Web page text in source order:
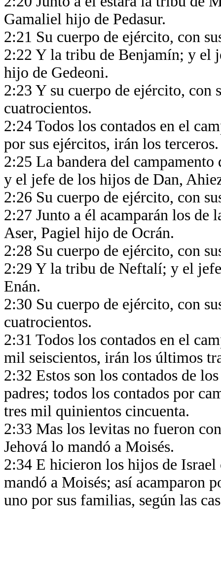
Gamaliel hijo de Pedasur.
2:21 Su cuerpo de ejército, con
2:22 Y la tribu de Benjamín; y el
hijo de Gedeoni.
2:23 Y su cuerpo de ejército, con
cuatrocientos.
2:24 Todos los contados en el
por sus ejércitos, irán los
2:25 La bandera del
y el jefe de los hijos de Dan,
2:26 Su cuerpo de ejército, con
2:27 Junto a él acamparán los
Aser, Pagiel hijo de Ocrán.
2:28 Su cuerpo de ejército, con
2:29 Y la tribu de Neftalí; y el
Enán.
2:30 Su cuerpo de ejército, con
cuatrocientos.
2:31 Todos los contados en el
mil seiscientos, irán los últimos
2:32 Estos son los contados de
padres; todos los contados por
tres mil quinientos cincuenta.
2:33 Mas los levitas no fueron
Jehová lo mandó a Moisés.
2:34 E hicieron los hijos de Israel
mandó a Moisés; así acamparon
uno por sus familias, según las